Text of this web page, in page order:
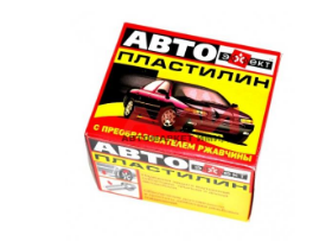
БЫСТРЫЙ ПРОСМОТР